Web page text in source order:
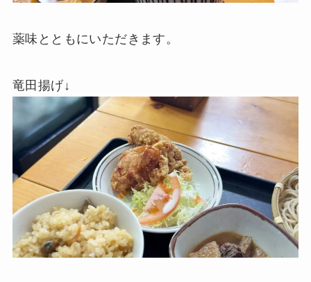
薬味とともにいただきます。
竜田揚げ↓